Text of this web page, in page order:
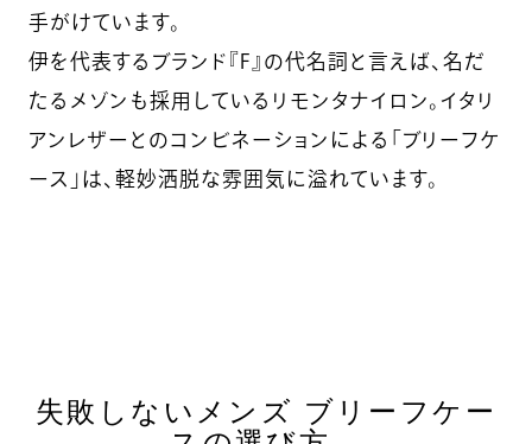
手がけています。
伊を代表するブランド『F』の代名詞と言えば、名だ
たるメゾンも採用しているリモンタナイロン。イタリ
アンレザーとのコンビネーションによる「ブリーフケ
ース」は、軽妙洒脱な雰囲気に溢れています。
失敗しないメンズ ブリーフケー